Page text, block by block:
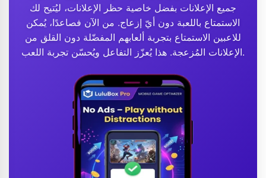
جميع الإعلانات بفضل خاصية حظر الإعلانات، ليُتيح لك
الاستمتاع باللعبة دون أيّ إزعاج. من الآن فصاعدًا، يُمكن
للاعبين الاستمتاع بتجربة ألعابهم المفضّلة دون القلق من
الإعلانات المُزعجة. هذا يُعزّز التفاعل ويُحسّن تجربة اللعب.